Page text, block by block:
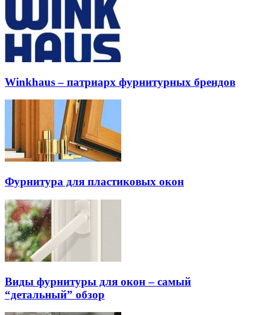
Winkhaus – патриарх фурнитурных брендов
Фурнитура для пластиковых окон
Виды фурнитуры для окон – самый
“детальный” обзор